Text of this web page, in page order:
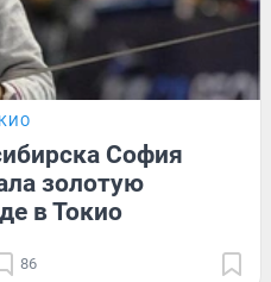
София
золотую
в Токио
86